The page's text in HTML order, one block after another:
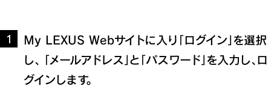
1
My LEXUS Webサイトに入り「ログイン」を選択
し、 「メールアドレス」と「パスワード」を入力し、ロ
グインします。